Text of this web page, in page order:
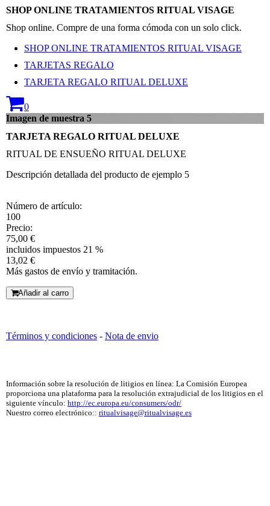
SHOP ONLINE TRATAMIENTOS RITUAL VISAGE
Shop online. Compre de una forma cómoda con un solo click.
SHOP ONLINE TRATAMIENTOS RITUAL VISAGE
TARJETAS REGALO
TARJETA REGALO RITUAL DELUXE
0
Imagen de muestra 5
TARJETA REGALO RITUAL DELUXE
RITUAL DE ENSUEÑO RITUAL DELUXE
Descripción detallada del producto de ejemplo 5
Número de artículo:
100
Precio:
75,00 €
incluidos impuestos 21 %
13,02 €
Más gastos de envío y tramitación.
Añadir al carro
Términos y condiciones - Nota de envio
Información sobre la resolución de litigios en línea: La Comisión Europea
proporciona una plataforma para la resolución extrajudicial de los litigios en el
siguiente vínculo: http://ec.europa.eu/consumers/odr/
Nuestro correo electrónico:: ritualvisage@ritualvisage.es